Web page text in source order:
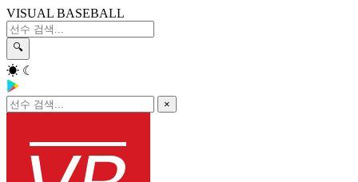
VISUAL BASEBALL
🔍
☀ ☾
×